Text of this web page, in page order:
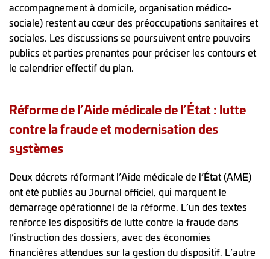
accompagnement à domicile, organisation médico-
sociale) restent au cœur des préoccupations sanitaires et
sociales. Les discussions se poursuivent entre pouvoirs
publics et parties prenantes pour préciser les contours et
le calendrier effectif du plan.
Réforme de l’Aide médicale de l’État : lutte
contre la fraude et modernisation des
systèmes
Deux décrets réformant l’Aide médicale de l’État (AME)
ont été publiés au Journal officiel, qui marquent le
démarrage opérationnel de la réforme. L’un des textes
renforce les dispositifs de lutte contre la fraude dans
l’instruction des dossiers, avec des économies
financières attendues sur la gestion du dispositif. L’autre